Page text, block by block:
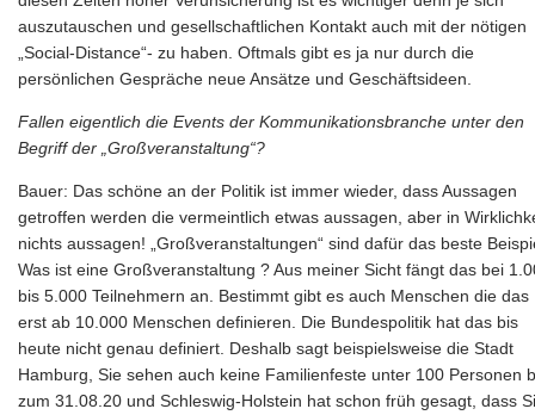
auszutauschen und gesellschaftlichen Kontakt auch mit der nötigen
„Social-Distance“- zu haben. Oftmals gibt es ja nur durch die
persönlichen Gespräche neue Ansätze und Geschäftsideen.
Fallen eigentlich die Events der Kommunikationsbranche unter den
Begriff der „Großveranstaltung“?
Bauer: Das schöne an der Politik ist immer wieder, dass Aussagen
getroffen werden die vermeintlich etwas aussagen, aber in
nichts aussagen! „Großveranstaltungen“ sind dafür das beste
Was ist eine Großveranstaltung ? Aus meiner Sicht fängt das bei
bis 5.000 Teilnehmern an. Bestimmt gibt es auch Menschen die das
erst ab 10.000 Menschen definieren. Die Bundespolitik hat das bis
heute nicht genau definiert. Deshalb sagt beispielsweise die Stadt
Hamburg, Sie sehen auch keine Familienfeste unter 100 Personen
zum 31.08.20 und Schleswig-Holstein hat schon früh gesagt, dass